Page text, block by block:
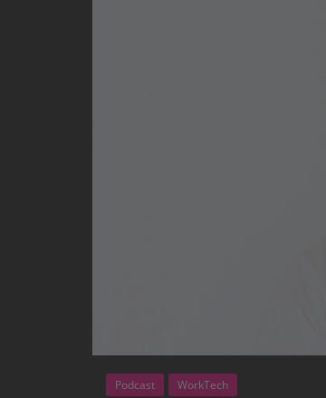
Podcast WorkTech